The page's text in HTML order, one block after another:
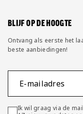
BLIJF OP DE HOOGTE
Ontvang als eerste het
beste aanbiedingen!
E-mailadres
Ik wil graag via de